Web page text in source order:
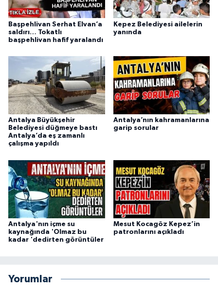
Başpehlivan Serhat Elvan’a
saldırı… Tokatlı
başpehlivan hafif yaralandı
Kepez Belediyesi ailelerin
yanında
Antalya Büyükşehir
Belediyesi düğmeye bastı
Antalya’da eş zamanlı
çalışma yapıldı
Antalya’nın kahramanlarına
garip sorular
Antalya'nın içme su
kaynağında 'Olmaz bu
kadar 'dedirten görüntüler
Mesut Kocagöz Kepez’in
patronlarını açıkladı
Yorumlar